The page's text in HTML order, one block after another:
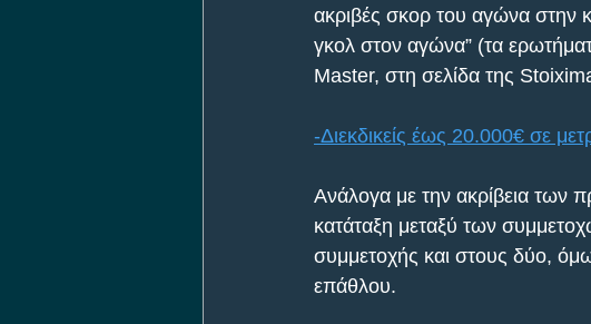
ακριβές σκορ του αγώνα στην
γκολ στον αγώνα” (τα
Master, στη σελίδα της
-Διεκδικείς έως 20.000€ σε
Ανάλογα με την ακρίβεια των
κατάταξη μεταξύ των
συμμετοχής και στους δύο,
επάθλου.